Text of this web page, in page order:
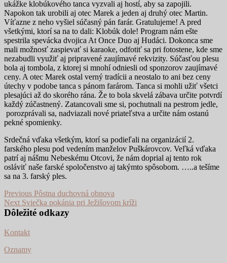
ukážke klobúkového tanca vyzvali aj hostí, aby sa zapojili.
Napokon tak urobili aj otec Marek a jeden aj druhý otec Martin.
Víťazne z neho vyšiel súčasný pán farár. Gratulujeme! A pred
všetkými, ktorí sa na to dali: Klobúk dole! Program nám ešte
spestrila spevácka dvojica At Once Duo aj Hudáci. Dokonca sme
mali možnosť zaspievať si karaoke, odfotiť sa pri fotostene, kde sme
nezabudli využiť aj pripravené zaujímavé rekvizity. Súčasťou plesu
bola aj tombola, z ktorej si mnohí odniesli od sponzorov zaujímavé
ceny. A otec Marek ostal verný tradícii a neostalo to ani bez ceny
útechy v podobe tanca s pánom farárom. Tanca si mohli užiť všetci
plesajúci až do skorého rána. Že to bola skvelá zábava určite potvrdí
každý zúčastnený. Zatancovali sme si, pochutnali na pestrom jedle,
porozprávali sa, nadviazali nové priateľstva a určite nám ostanú
pekné spomienky.
Srdečná vďaka všetkým, ktorí sa podieľali na organizácií 2.
farského plesu pod vedením manželov Puškárovcov. Veľká vďaka
patrí aj nášmu Nebeskému Otcovi, že nám doprial aj tento rok
osláviť naše farské spoločenstvo aj takýmto spôsobom. …..a tešíme
sa na 3. farský ples.
Navigácia
v
Previous Previous
post:
Pôstna duchovná obnova
Next Next
post:
Sviečka pokánia pri Ježišovom kríži
Dôležité odkazy
Kontakt
Oznamy